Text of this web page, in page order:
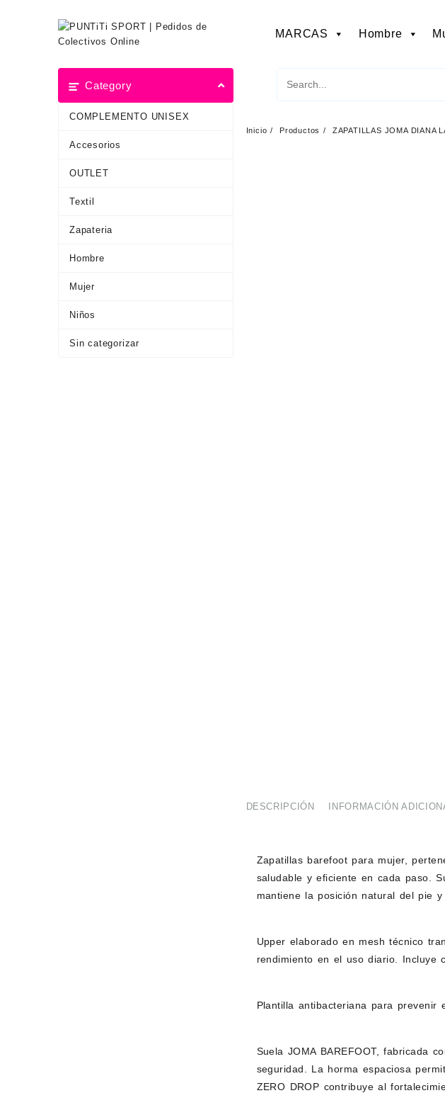
MARCAS Hombre
Category
COMPLEMENTO UNISEX
Accesorios
OUTLET
Textil
Zapateria
Hombre
Mujer
Niños
Sin categorizar
Inicio Productos ZAPATILLAS JOMA DIANA
DESCRIPCIÓN INFORMACIÓN
Zapatillas barefoot para mujer,
saludable y eficiente en cada paso.
mantiene la posición natural del pie
Upper elaborado en mesh técnico
rendimiento en el uso diario. Incluye
Plantilla antibacteriana para
Suela JOMA BAREFOOT, fabricada
seguridad. La horma espaciosa
ZERO DROP contribuye al